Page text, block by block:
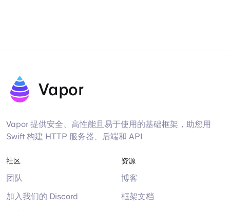
Vapor
Vapor 提供安全、高性能且易于使用的基础框架，助您用
Swift 构建 HTTP 服务器、后端和 API
社区
团队
加入我们的 Discord
资源
博客
框架文档